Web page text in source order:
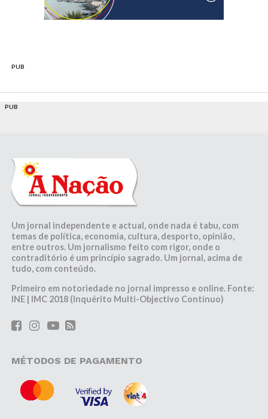
PUB
PUB
Um jornal independente e actual, onde nada é tabu, com
temas de política, economia, cultura, desporto, opinião,
entre outros. Um jornalismo feito com rigor, onde o
contraditório é um princípio sagrado. Um jornal, acima de
tudo, com conteúdo.
Primeiro em notoriedade no jornal impresso e online. Fonte:
INE | IMC 2018 (Inquérito Multi-Objectivo Contínuo)
MÉTODOS DE PAGAMENTO